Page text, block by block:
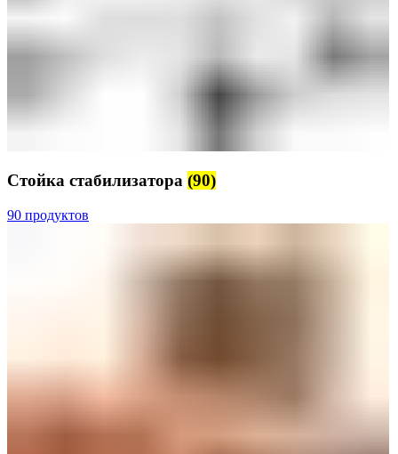
Стойка стабилизатора (90)
90 продуктов